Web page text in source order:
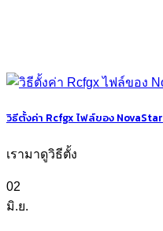
วิธีตั้งค่า Rcfgx ไฟล์ของ NovaStar
เรามาดูวิธีตั้ง
02
มิ.ย.